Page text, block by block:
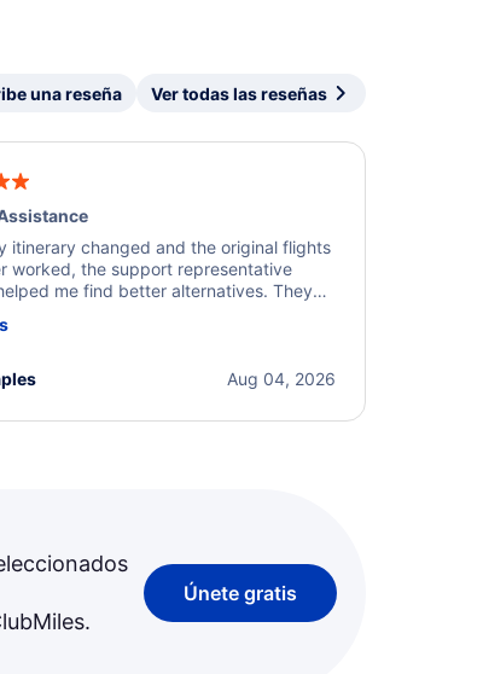
una reseña Ver todas las reseñas
itinerary changed and the original flights
worked, the support representative
me find better alternatives. They
resolve the issue. I'm grateful for the
Aug 04, 2026
Únete gratis